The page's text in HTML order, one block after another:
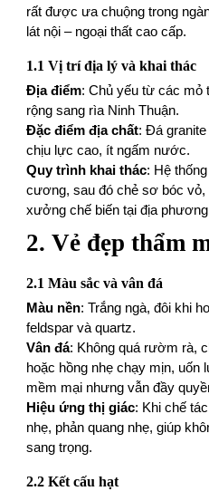
rất được ưa chuộng trong
lát nội – ngoại thất cao cấp.
1.1 Vị trí địa lý và khai thác
Địa điểm: Chủ yếu từ các mỏ
rộng sang rìa Ninh Thuận.
Đặc điểm địa chất: Đá
chịu lực cao, ít ngấm nước.
Quy trình khai thác: Hệ
cương, sau đó chẻ sơ bóc
xưởng chế biến tại địa
2. Vẻ đẹp thẩm
2.1 Màu sắc và vân đá
Màu nền: Trắng ngà, đôi khi
feldspar và quartz.
Vân đá: Không quá rườm rà,
hoặc hồng nhẹ chạy mịn, uốn
mềm mại nhưng vẫn đầy
Hiệu ứng thị giác: Khi chế
nhẹ, phản quang nhẹ, giúp
sang trọng.
2.2 Kết cấu hạt